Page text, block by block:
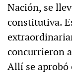
Nación, se
constitutiva.
concurrieron
Allí se aprobó